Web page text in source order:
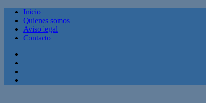
Inicio
Quienes somos
Aviso legal
Contacto